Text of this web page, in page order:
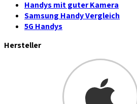
Handys mit guter Kamera
Samsung Handy Vergleich
5G Handys
Hersteller